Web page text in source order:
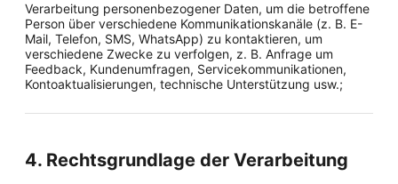
Verarbeitung personenbezogener Daten, um die betroffene
Person über verschiedene Kommunikationskanäle (z. B. E-
Mail, Telefon, SMS, WhatsApp) zu kontaktieren, um
verschiedene Zwecke zu verfolgen, z. B. Anfrage um
Feedback, Kundenumfragen, Servicekommunikationen,
Kontoaktualisierungen, technische Unterstützung usw.;
4. Rechtsgrundlage der Verarbeitung